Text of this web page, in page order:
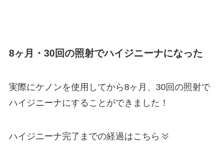
8ヶ月・30回の照射でハイジニーナになった
実際にケノンを使用してから8ヶ月、30回の照射で
ハイジニーナにすることができました！
ハイジニーナ完了までの経過はこちら